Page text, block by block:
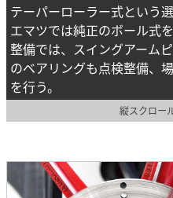
テーパーローラー式という
エマツでは純正のボール式
整備では、スイングアーム
のベアリングも点検整備、
を行う。
縦スクロー